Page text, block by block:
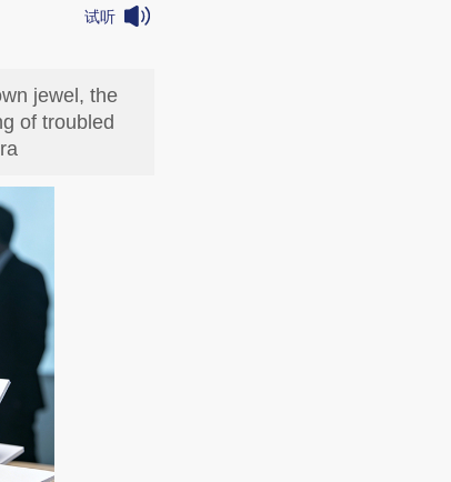
试听
jewel, the
of troubled